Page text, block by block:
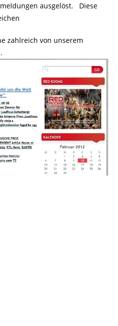
ausgelöst. Diese
zahlreich von unserem